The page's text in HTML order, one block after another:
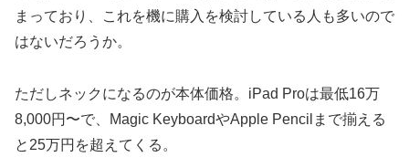
まっており、これを機に購入を検討している人も多いので
はないだろうか。
ただしネックになるのが本体価格。iPad Proは最低16万
8,000円〜で、Magic KeyboardやApple Pencilまで揃える
と25万円を超えてくる。